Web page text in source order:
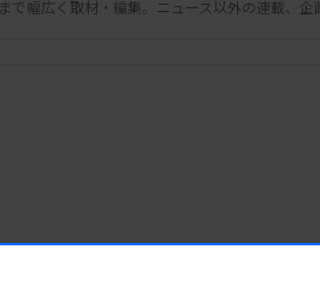
2.0mg/dL未満）
コニー症候群では、尿細管が
くことができず、低カリウム
幅広く取材・編集。ニュース以外の連載、企